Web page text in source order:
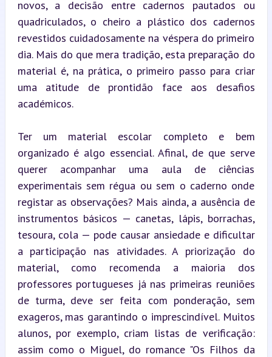
novos, a decisão entre cadernos pautados ou
quadriculados, o cheiro a plástico dos cadernos
revestidos cuidadosamente na véspera do primeiro
dia. Mais do que mera tradição, esta preparação do
material é, na prática, o primeiro passo para criar
uma atitude de prontidão face aos desafios
académicos.
Ter um material escolar completo e bem
organizado é algo essencial. Afinal, de que serve
querer acompanhar uma aula de ciências
experimentais sem régua ou sem o caderno onde
registar as observações? Mais ainda, a ausência de
instrumentos básicos — canetas, lápis, borrachas,
tesoura, cola — pode causar ansiedade e dificultar
a participação nas atividades. A priorização do
material, como recomenda a maioria dos
professores portugueses já nas primeiras reuniões
de turma, deve ser feita com ponderação, sem
exageros, mas garantindo o imprescindível. Muitos
alunos, por exemplo, criam listas de verificação:
assim como o Miguel, do romance "Os Filhos da